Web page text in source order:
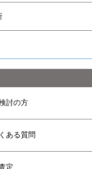
討の方
ある質問
定